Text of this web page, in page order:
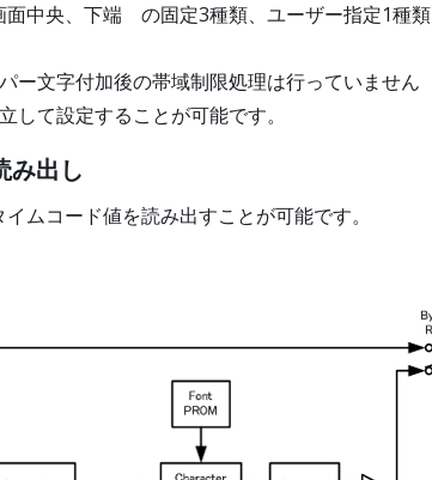
中央、下端 の固定3種類、ユーザー指定1種類
ー文字付加後の帯域制限処理は行っていません
して設定することが可能です。
み出し
ムコード値を読み出すことが可能です。